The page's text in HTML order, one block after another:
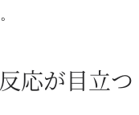
応が目立つ